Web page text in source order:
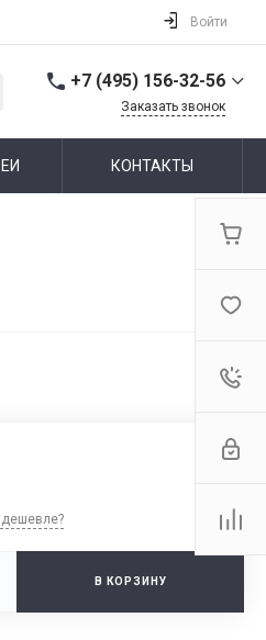
Войти
+7 (495) 156-32-56
г. Москва,
Пн-Пт: 10:00-19:00 Cб-Вс:
Заказать звонок
КОНТАКТЫ
В КОРЗИНУ